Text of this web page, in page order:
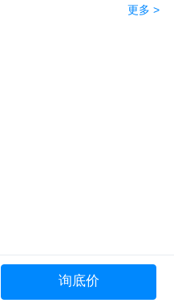
更多 >
询底价